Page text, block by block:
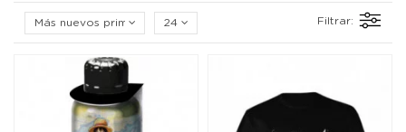
Más nuevos primero 24 Filtrar: